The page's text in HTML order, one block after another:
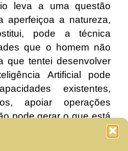
leva a uma questão
aperfeiçoa a natureza,
pode a técnica
que o homem não
que tentei desenvolver
Artificial pode
existentes,
apoiar operações
pode gerar o que está
consciência onde não